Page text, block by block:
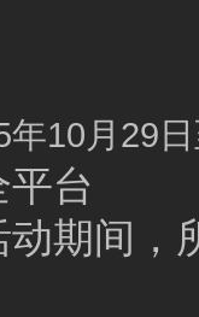
年10月29
平台
动期间